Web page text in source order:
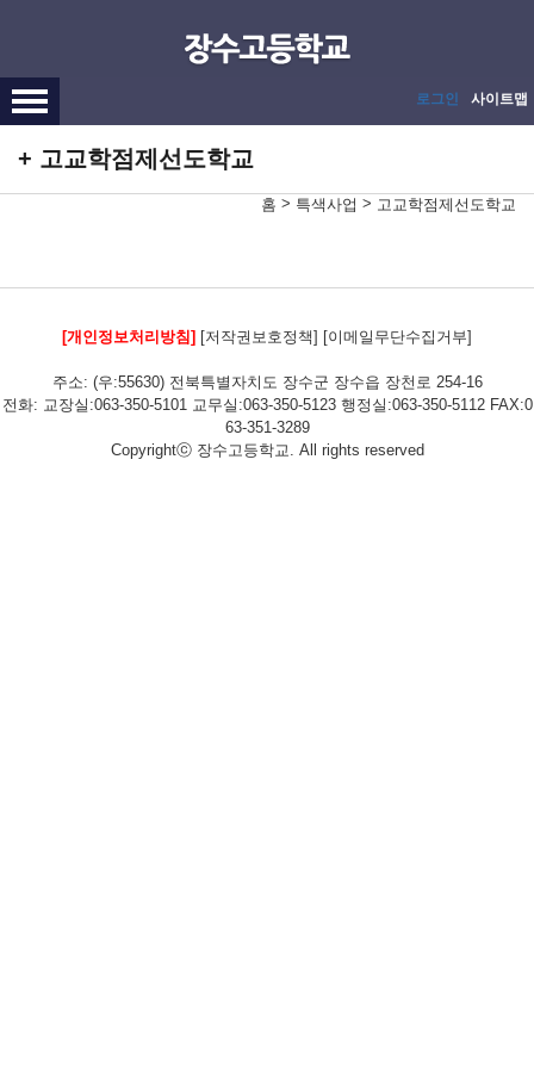
로그인 사이트맵
고교학점제선도학교
홈 > 특색사업 > 고교학점제선도학교
[개인정보처리방침] [저작권보호정책] [이메일무단수집거부]
주소: (우:55630) 전북특별자치도 장수군 장수읍 장천로 254-16
전화: 교장실:063-350-5101 교무실:063-350-5123 행정실:063-350-5112 FAX:0
63-351-3289
Copyrightⓒ 장수고등학교. All rights reserved